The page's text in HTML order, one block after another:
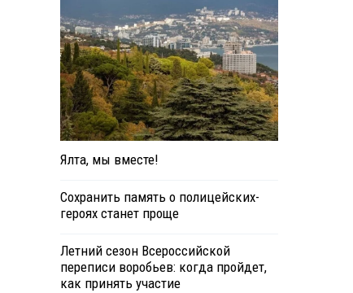
Ялта, мы вместе!
Сохранить память о полицейских-
героях станет проще
Летний сезон Всероссийской
переписи воробьев: когда пройдет,
как принять участие